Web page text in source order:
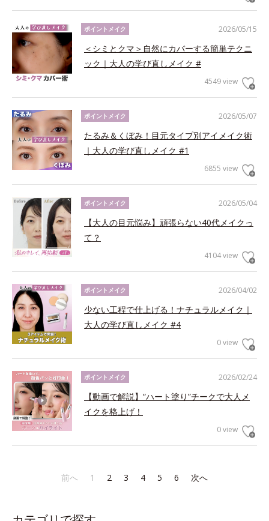
2026/05/15
ポイントメイク
＜シミとクマ＞自然にカバーする簡単テクニ
ック｜大人の学び直しメイク #
4549 view
2026/05/07
ポイントメイク
たるみ＆くぼみ！目元タイプ別アイメイク術
｜大人の学び直しメイク #1
6855 view
2026/05/04
ポイントメイク
【大人の目元悩み】頑張らない40代メイクっ
て？
4104 view
2026/04/02
ポイントメイク
少ない工程で仕上げる！ナチュラルメイク｜
大人の学び直しメイク #4
0 view
2026/02/24
ポイントメイク
【動画で解説】“ハート塗り”チークで大人メ
イクを格上げ！
0 view
前へ 1 2 3 4 5 6 次へ